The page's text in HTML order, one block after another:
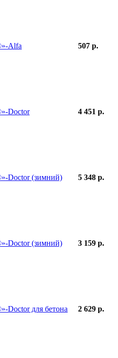
Alfa 507 р.
Doctor 4 451 р.
Doctor (зимний) 5 348 р.
Doctor (зимний) 3 159 р.
Doctor для бетона 2 629 р.